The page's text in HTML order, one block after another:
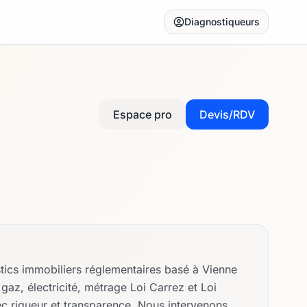
Diagnostiqueurs
Espace pro Devis/RDV
immobiliers réglementaires basé à Vienne
électricité, métrage Loi Carrez et Loi